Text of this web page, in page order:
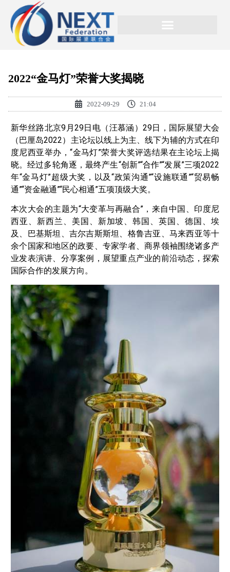
2022“金马灯”荣誉大奖揭晓
2022-09-29 21:04
新华丝路北京9月29日电（汪慕涵）29日，国际展望大会
（巴厘岛2022）主论坛以线上为主、线下为辅的方式在印
度尼西亚举办，“金马灯”荣誉大奖评选结果在主论坛上揭
晓。经过多轮角逐，最终产生“创新”“合作”“发展”三项2022
年“金马灯”超级大奖，以及“政策沟通”“设施联通”“贸易畅
通”“资金融通”“民心相通”五项顶级大奖。
本次大会的主题为“大变革与再融合”，来自中国、印度尼
西亚、新西兰、美国、新加坡、韩国、英国、德国、埃
及、巴基斯坦、吉尔吉斯斯坦、格鲁吉亚、马来西亚等十
余个国家和地区的政要、专家学者、商界领袖围绕诸多产
业发表演讲、分享案例，展望重点产业的前沿动态，探索
国际合作的发展方向。